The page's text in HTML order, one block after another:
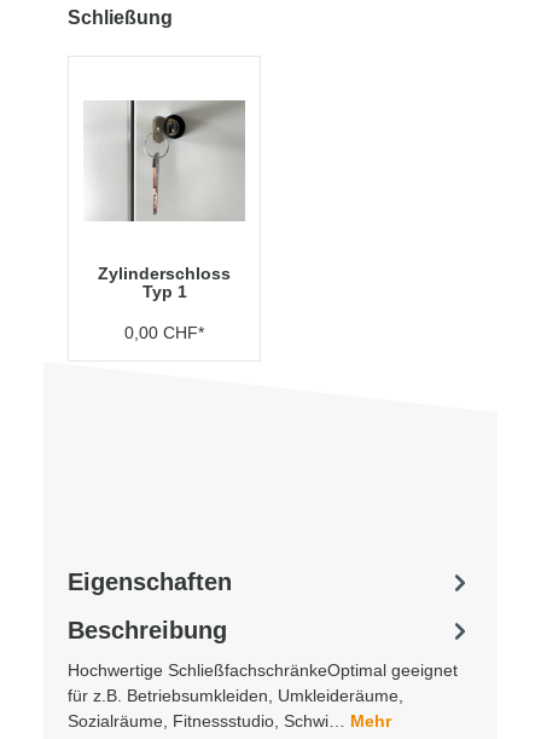
Schließung
Zylinderschloss
Typ 1
0,00 CHF*
Beschreibung
Hochwertige SchließfachschränkeOptimal geeignet
für z.B. Betriebsumkleiden, Umkleideräume,
Sozialräume, Fitnessstudio, Schwi… Mehr
Eigenschaften